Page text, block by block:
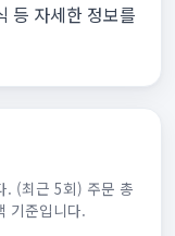
등 자세한 정보를
. (최근 5회) 주문 총
기준입니다.